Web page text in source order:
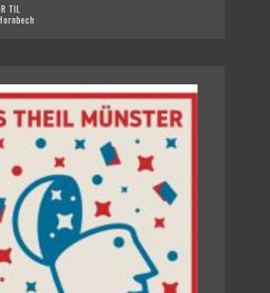
TIL